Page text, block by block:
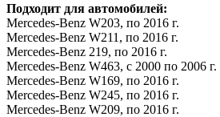
Подходит для автомобилей:
Mercedes-Benz W203, по 2016 г.
Mercedes-Benz W211, по 2016 г.
Mercedes-Benz 219, по 2016 г.
Mercedes-Benz W463, с 2000 по 2006 г.
Mercedes-Benz W169, по 2016 г.
Mercedes-Benz W245, по 2016 г.
Mercedes-Benz W209, по 2016 г.